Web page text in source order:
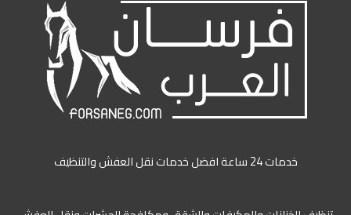
خدمات 24 ساعة افضل خدمات نقل العفش والتنظيف